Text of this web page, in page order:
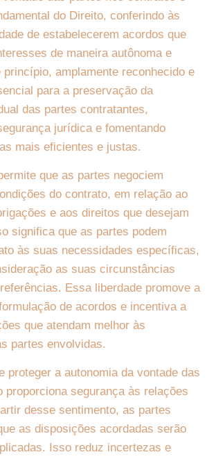
do Direito, conferindo às
de estabelecerem acordos que
de maneira autônoma e
amplamente reconhecido e
para a preservação da
das partes contratantes,
jurídica e fomentando
mais eficientes e justas.
que as partes negociem
do contrato, em relação ao
e aos direitos que desejam
significa que as partes podem
às suas necessidades específicas,
as suas circunstâncias
Essa liberdade promove a
de acordos e incentiva a
que atendam melhor às
partes envolvidas.
proteger a autonomia da vontade das
proporciona segurança às relações
desse sentimento, as partes
as disposições acordadas serão
Isso reduz incertezas e